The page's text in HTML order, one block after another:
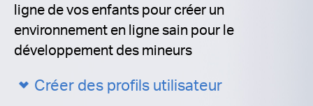
ligne de vos enfants pour créer un
environnement en ligne sain pour le
développement des mineurs
Créer des profils utilisateur